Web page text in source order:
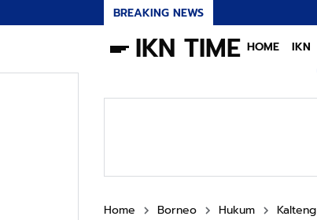
BREAKING NEWS
IKN TIME HOME IKN
Home Borneo Hukum Kalteng